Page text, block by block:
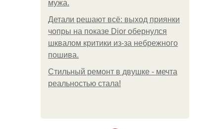
мужа.
Детали решают всё: выход приянки
чопры на показе Dior обернулся
шквалом критики из-за небрежного
пошива.
Стильный ремонт в двушке - мечта
реальностью стала!